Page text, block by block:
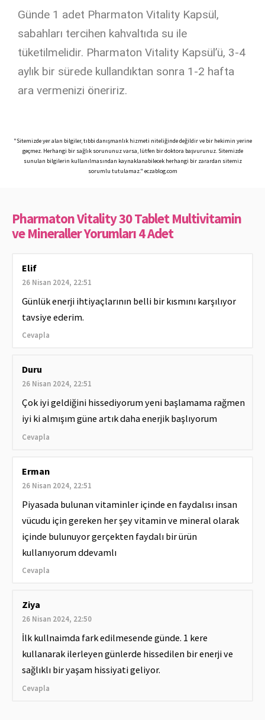
Günde 1 adet Pharmaton Vitality Kapsül,
sabahları tercihen kahvaltıda su ile
tüketilmelidir. Pharmaton Vitality Kapsül’ü, 3-4
aylık bir sürede kullandıktan sonra 1-2 hafta
ara vermenizi öneririz.
"Sitemizde yer alan bilgiler, tıbbi danışmanlık hizmeti niteliğinde değildir ve bir hekimin yerine
geçmez. Herhangi bir sağlık sorununuz varsa, lütfen bir doktora başvurunuz. Sitemizde
sunulan bilgilerin kullanılmasından kaynaklanabilecek herhangi bir zarardan sitemiz
sorumlu tutulamaz." eczablog.com
Pharmaton Vitality 30 Tablet Multivitamin
ve Mineraller Yorumları 4 Adet
Elif
26 Nisan 2024, 22:51
Günlük enerji ihtiyaçlarının belli bir kısmını karşılıyor
tavsiye ederim.
Cevapla
Duru
26 Nisan 2024, 22:51
Çok iyi geldiğini hissediyorum yeni başlamama rağmen
iyi ki almışım güne artık daha enerjik başlıyorum
Cevapla
Erman
26 Nisan 2024, 22:51
Piyasada bulunan vitaminler içinde en faydalısı insan
vücudu için gereken her şey vitamin ve mineral olarak
içinde bulunuyor gerçekten faydalı bir ürün
kullanıyorum ddevamlı
Cevapla
Ziya
26 Nisan 2024, 22:50
İlk kullnaimda fark edilmesende günde. 1 kere
kullanarak ilerleyen günlerde hissedilen bir enerji ve
sağlıklı bir yaşam hissiyati geliyor.
Cevapla